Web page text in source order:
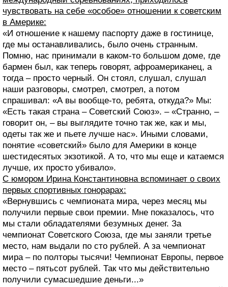
чувствовать на себе «особое» отношении к советским
в Америке:
«И отношение к нашему паспорту даже в гостинице,
где мы останавливались, было очень странным.
Помню, нас принимали в каком-то большом доме, где
бармен был, как теперь говорят, афроамериканец, а
тогда – просто черный. Он стоял, слушал, слушал
наши разговоры, смотрел, смотрел, а потом
спрашивал: «А вы вообще-то, ребята, откуда?» Мы:
«Есть такая страна – Советский Союз». – «Странно, –
говорит он, – вы выглядите точно так же, как и мы,
одеты так же и пьете лучше нас». Иными словами,
понятие «советский» было для Америки в конце
шестидесятых экзотикой. А то, что мы еще и катаемся
лучше, их просто убивало».
С юмором Ирина Константиновна вспоминает о своих
первых спортивных гонорарах:
«Вернувшись с чемпионата мира, через месяц мы
получили первые свои премии. Мне показалось, что
мы стали обладателями безумных денег. За
чемпионат Советского Союза, где мы заняли третье
место, нам выдали по сто рублей. А за чемпионат
мира – по полторы тысячи! Чемпионат Европы, первое
место – пятьсот рублей. Так что мы действительно
получили сумасшедшие деньги...»